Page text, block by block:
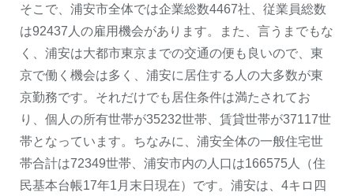
そこで、浦安市全体では企業総数4467社、従業員総数
は92437人の雇用機会があります。また、言うまでもな
く、浦安は大都市東京までの交通の便も良いので、東
京で働く機会は多く、浦安に居住する人の大多数が東
京勤務です。それだけでも居住条件は満たされてお
り、個人の所有世帯が35232世帯、賃貸世帯が37117世
帯となっています。ちなみに、浦安全体の一般住宅世
帯合計は72349世帯、浦安市内の人口は166575人（住
民基本台帳17年1月末日現在）です。浦安は、4キロ四